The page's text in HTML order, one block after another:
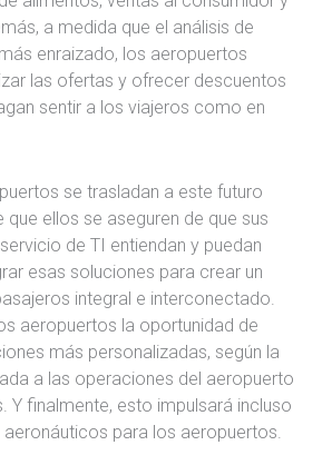
a medida que el análisis de
enraizado, los aeropuertos
las ofertas y ofrecer descuentos
sentir a los viajeros como en
se trasladan a este futuro
que ellos se aseguren de que sus
de TI entiendan y puedan
esas soluciones para crear un
integral e interconectado.
aeropuertos la oportunidad de
más personalizadas, según la
a las operaciones del aeropuerto
Y finalmente, esto impulsará incluso
para los aeropuertos.